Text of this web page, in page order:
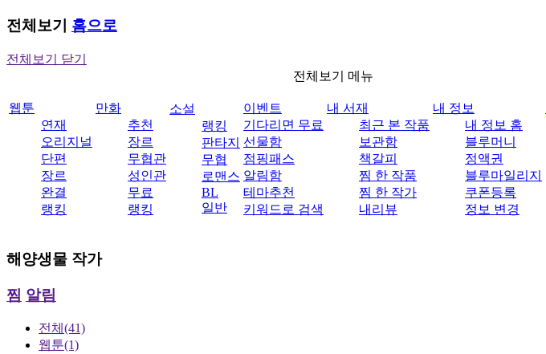
전체보기 홈으로
전체보기 닫기
전체보기 메뉴
웹툰
연재
오리지널
단편
장르
완결
랭킹
만화
추천
장르
무협관
성인관
무료
랭킹
소설
랭킹
판타지
무협
로맨스
BL
일반
이벤트
기다리면 무료
선물함
점핑패스
알림함
테마추천
키워드로 검색
내 서재
최근 본 작품
보관함
책갈피
찜 한 작품
찜 한 작가
내리뷰
내 정보
내 정보 홈
블루머니
정액권
블루마일리지
쿠폰등록
정보 변경
해양생물 작가
찜 알림
전체 (41)
웹툰(1)